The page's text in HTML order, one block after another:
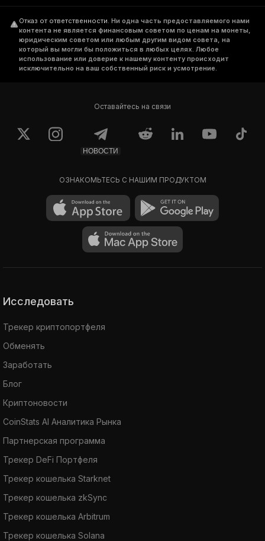
Отказ от ответственности. Ни одна часть предоставляемого нами
контента не является финансовым советом по ценам на монеты,
юридическим советом или любым другим видом совета, на
который вы могли бы положиться в любых целях. Любое
использование или доверие к нашему контенту происходит
исключительно на ваш собственный риск и усмотрение.
Оставайтесь на связи
НОВОСТИ
ОЗНАКОМЬТЕСЬ С НАШИМ ПРОДУКТОМ
Исследовать
Трекер криптопортфеля
Обменять
Заработать
Блог
Криптоновости
CoinStats AI Аналитика Рынка
Партнерская программа
Трекер DeFi Портфеля
Трекер кошелька Starknet
Трекер кошелька zkSync
Трекер кошелька Arbitrum
Трекер кошелька Solana